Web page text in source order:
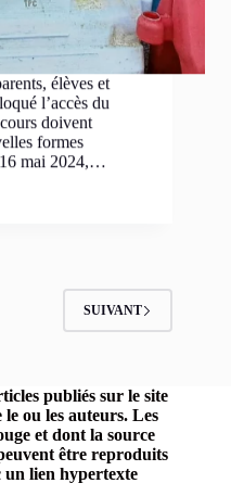
élèves et
l’accès du
doivent
formes
16 mai 2024,…
SUIVANT
publiés sur le site
ou les auteurs. Les
et dont la source
être reproduits
un lien hypertexte